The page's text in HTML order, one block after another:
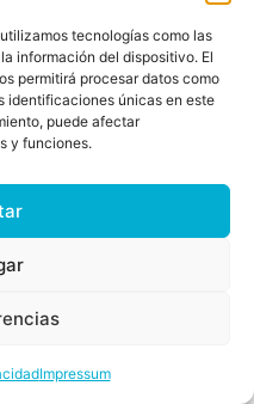
tecnologías como las
información del dispositivo. El
permitirá procesar datos como
identificaciones únicas en este
puede afectar
y funciones.
Impressum
Clínica